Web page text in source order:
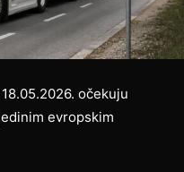
očekuju
evropskim